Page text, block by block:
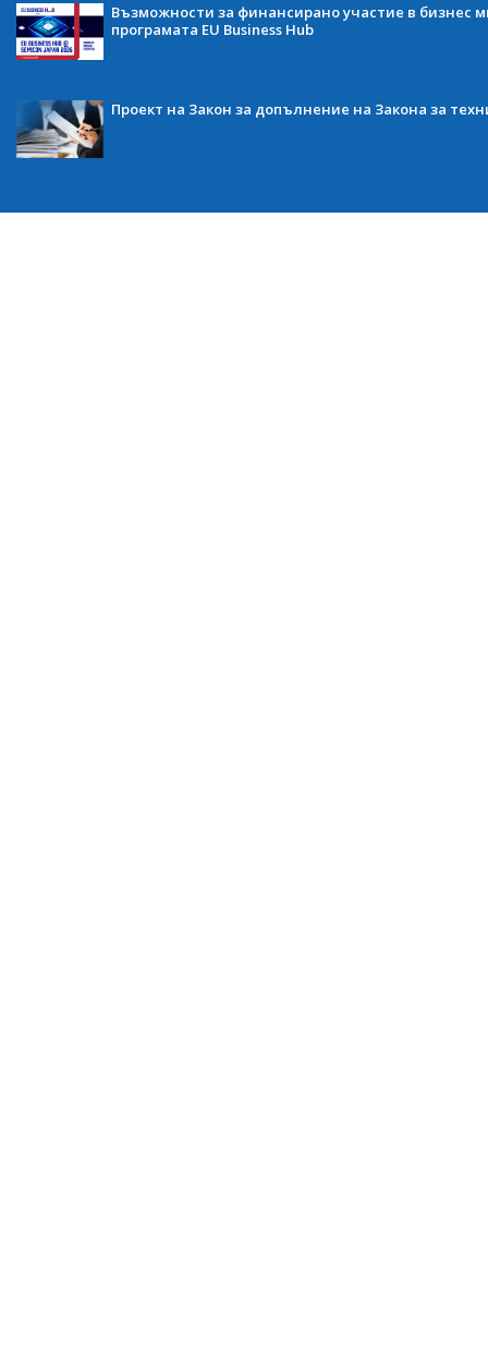
Възможности за финансирано участие в бизнес
програмата EU Business Hub
Проект на Закон за допълнение на Закона за